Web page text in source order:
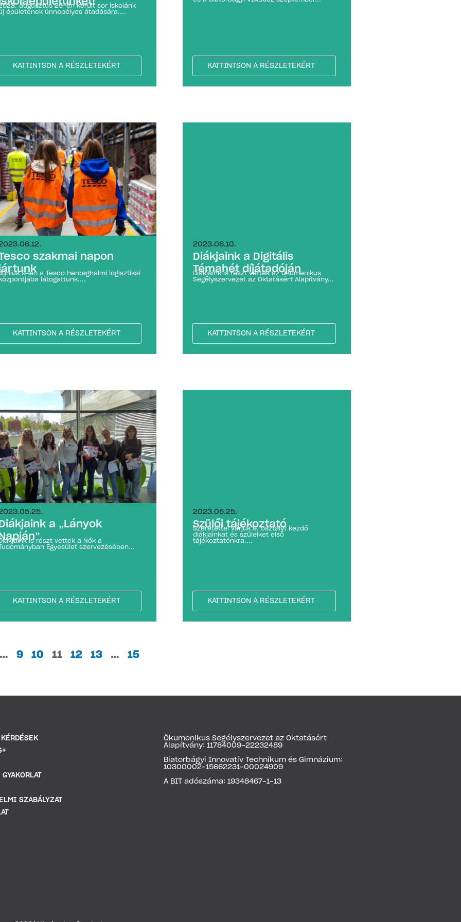
augusztus 29-én került sor iskolánk
épületének ünnepélyes átadására....
KATTINTSON A RÉSZLETEKÉRT KATTINTSON A RÉSZLETEKÉRT
szakmai napon
9-én a Tesco herceghalmi logisztikai
központjába látogattunk....
KATTINTSON A RÉSZLETEKÉRT
2023.06.10.
Diákjaink a Digitális
Témahét díjátadóján
Diákjaink is részt vettek az Ökumenikus
Segélyszervezet az Oktatásért Alapítvány...
KATTINTSON A RÉSZLETEKÉRT
Diákjaink a „Lányok
Diákjaink is részt vettek a Nők a
Egyesület szervezésében...
KATTINTSON A RÉSZLETEKÉRT
2023.05.25.
Szülői tájékoztató
Szeretettel várjuk 9. osztályt kezdő
diákjainkat és szüleiket első
tájékoztatónkra....
KATTINTSON A RÉSZLETEKÉRT
… 9 10 11 12 13 … 15
SZABÁLYZAT
Ökumenikus Segélyszervezet az Oktatásért
Alapítvány: 11784009-22232489
Biatorbágyi Innovatív Technikum és Gimnázium:
10300002-15662231-00024909
A BIT adószáma: 19348467-1-13